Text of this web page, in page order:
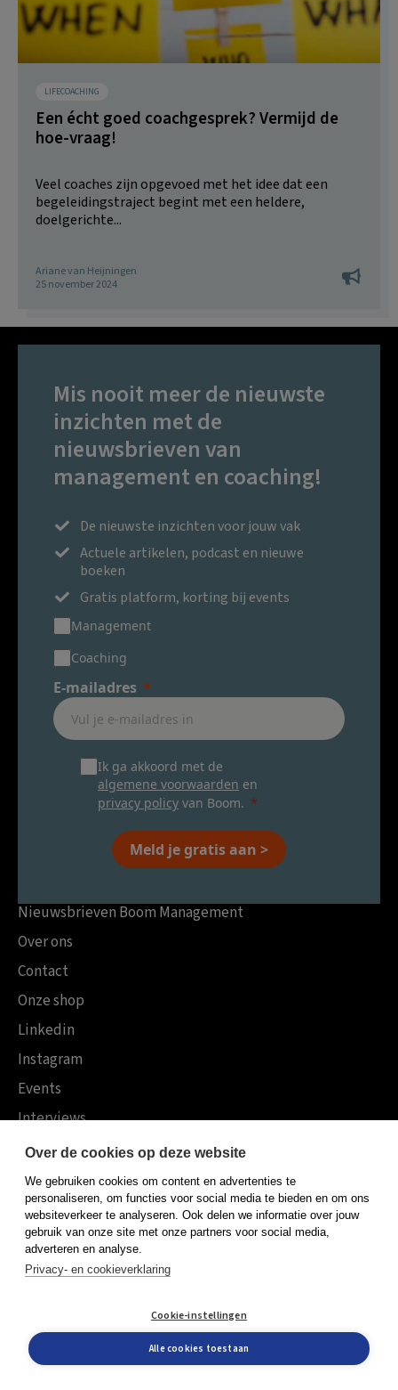
LIFECOACHING
Een écht goed coachgesprek? Vermijd de
hoe-vraag!
Veel coaches zijn opgevoed met het idee dat een
begeleidingstraject begint met een heldere,
doelgerichte...
Ariane van Heijningen
25 november 2024
Mis nooit meer de nieuwste
inzichten met de
nieuwsbrieven van
management en coaching!
De nieuwste inzichten voor jouw vak
Actuele artikelen, podcast en nieuwe
boeken
Gratis platform, korting bij events
Management
Coaching
E-mailadres
Ik ga akkoord met de
algemene voorwaarden en
privacy policy van Boom.
Meld je gratis aan >
Nieuwsbrieven Boom Management
Over ons
Contact
Onze shop
Linkedin
Instagram
Events
Interviews
Ingezonden berichten
Blogs
Podcasts
Downloads
Video’s
Veranderen als samenspel
Over de cookies op deze website
We gebruiken cookies om content en advertenties te
personaliseren, om functies voor social media te bieden en om ons
websiteverkeer te analyseren. Ook delen we informatie over jouw
gebruik van onze site met onze partners voor social media,
adverteren en analyse.
Privacy- en cookieverklaring
Cookie-instellingen
Alle cookies toestaan